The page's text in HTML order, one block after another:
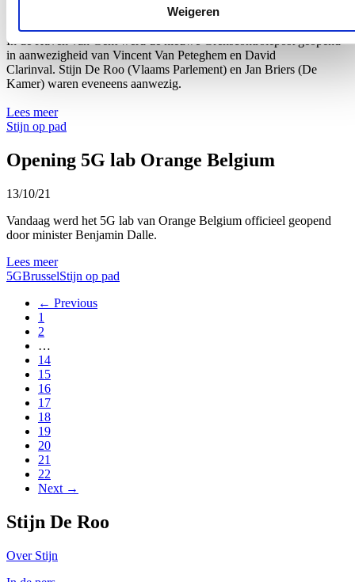
Weigeren
20/10/21
In de Haven van Gent werd de nieuwe Grenscontrolepost geopend
in aanwezigheid van Vincent Van Peteghem en David
Clarinval. Stijn De Roo (Vlaams Parlement) en Jan Briers (De
Kamer) waren eveneens aanwezig.
Lees meer
Stijn op pad
Opening 5G lab Orange Belgium
13/10/21
Vandaag werd het 5G lab van Orange Belgium officieel geopend
door minister Benjamin Dalle.
Lees meer
5GBrusselStijn op pad
← Previous
1
2
…
14
15
16
17
18
19
20
21
22
Next →
Stijn De Roo
Over Stijn